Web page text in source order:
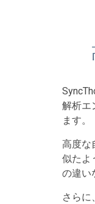
解析エ
ます。
高度な
似たよ
の違い
さらに